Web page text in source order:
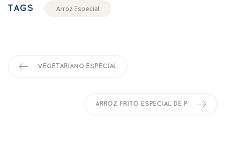
TAGS Arroz Especial
VEGETARIANO ESPECIAL
ARROZ FRITO ESPECIAL DE P